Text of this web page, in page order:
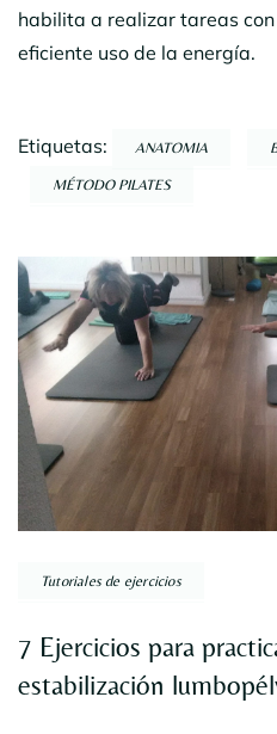
habilita a realizar tareas
eficiente uso de la energía.
Etiquetas: ANATOMIA
MÉTODO PILATES
Navegación
por
entradas
Tutoriales de ejercicios
7 Ejercicios para
estabilización